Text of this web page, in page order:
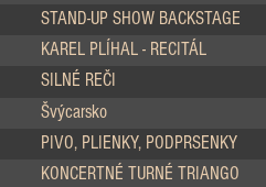
STAND-UP SHOW BACKSTAGE
KAREL PLÍHAL - RECITÁL
SILNÉ REČI
Švýcarsko
PIVO, PLIENKY, PODPRSENKY
KONCERTNÉ TURNÉ TRIANGO